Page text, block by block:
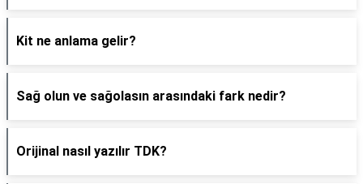
Kit ne anlama gelir?
Sağ olun ve sağolasın arasındaki fark nedir?
Orijinal nasıl yazılır TDK?